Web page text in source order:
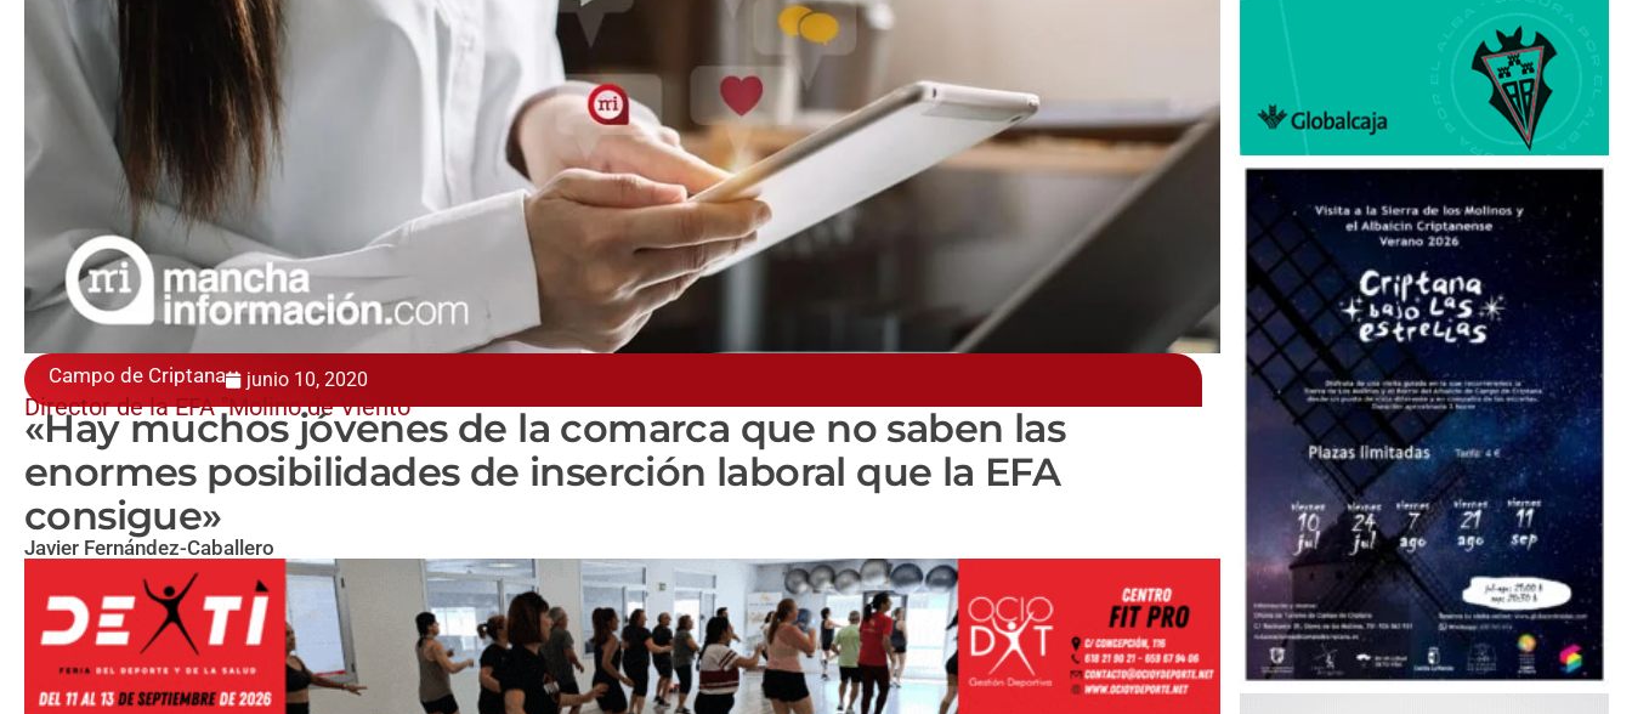
Campo de Criptana junio 10, 2020
Director de la EFA "Molino de Viento"
«Hay muchos jóvenes de la comarca que no saben las
enormes posibilidades de inserción laboral que la EFA
consigue»
Javier Fernández-Caballero